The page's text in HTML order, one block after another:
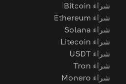
شراء Bitcoin
شراء Ethereum
شراء Solana
شراء Litecoin
شراء USDT
شراء Tron
شراء Monero